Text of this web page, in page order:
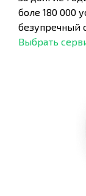
боле 180 000
безупречный
Выбрать